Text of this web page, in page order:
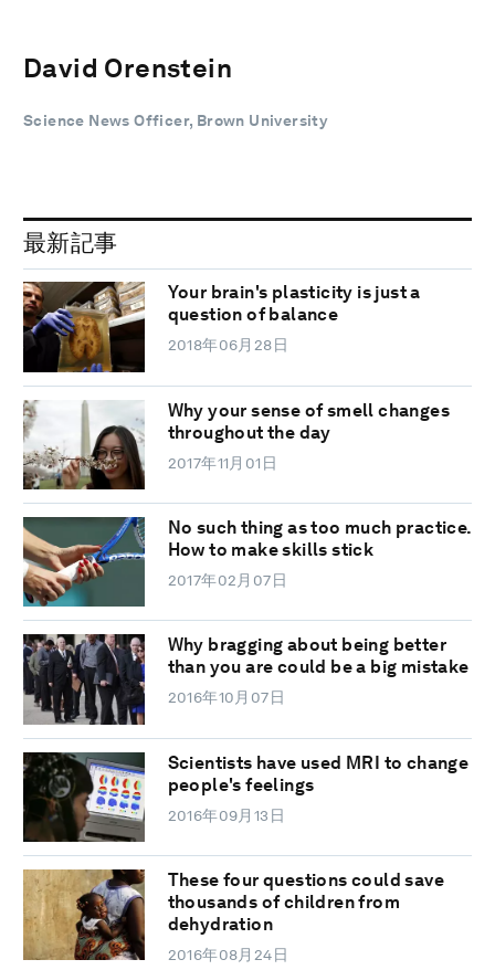
David Orenstein
Science News Officer, Brown University
最新記事
Your brain's plasticity is just a
question of balance
2018年06月28日
Why your sense of smell changes
throughout the day
2017年11月01日
No such thing as too much practice.
How to make skills stick
2017年02月07日
Why bragging about being better
than you are could be a big mistake
2016年10月07日
Scientists have used MRI to change
people's feelings
2016年09月13日
These four questions could save
thousands of children from
dehydration
2016年08月24日